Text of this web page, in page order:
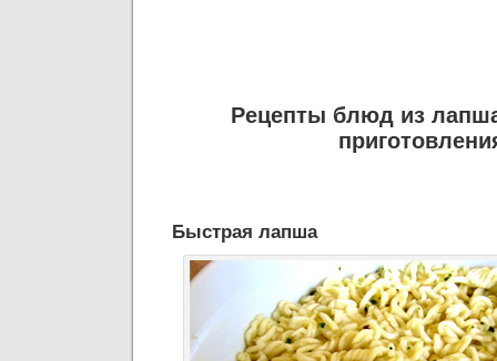
Рецепты блюд из
Быстрая лапша